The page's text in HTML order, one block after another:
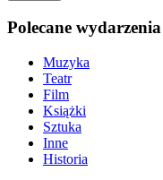
Polecane wydarzenia
Muzyka
Teatr
Film
Książki
Sztuka
Inne
Historia